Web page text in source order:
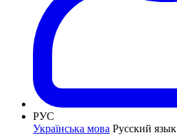
РУС
Українська мова Русский язык